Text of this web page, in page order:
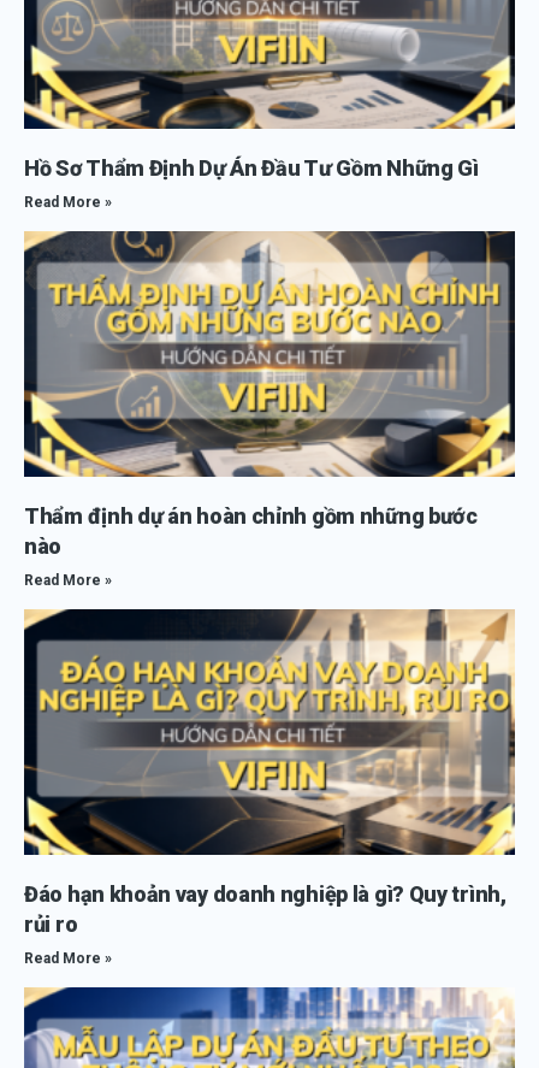
Hồ Sơ Thẩm Định Dự Án Đầu Tư Gồm Những Gì
Read More »
Thẩm định dự án hoàn chỉnh gồm những bước
nào
Read More »
Đáo hạn khoản vay doanh nghiệp là gì? Quy trình,
rủi ro
Read More »